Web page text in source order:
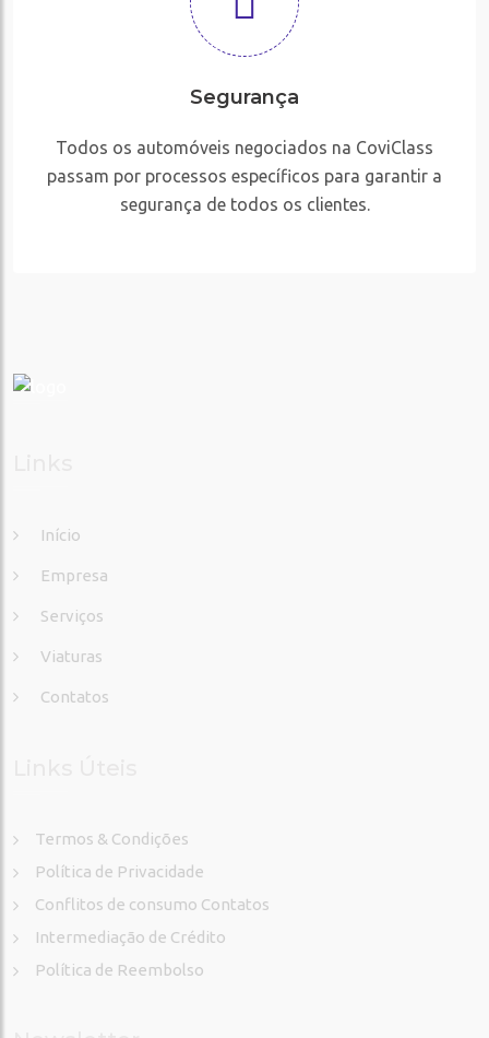
Segurança
Todos os automóveis negociados na CoviClass
passam por processos específicos para garantir a
segurança de todos os clientes.
Início
Empresa
Serviços
Viaturas
Contatos
Termos & Condições
Política de Privacidade
Conflitos de consumo Contatos
Intermediação de Crédito
Política de Reembolso